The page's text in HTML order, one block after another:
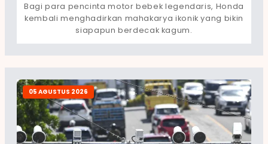
Bagi para pencinta motor bebek legendaris, Honda
kembali menghadirkan mahakarya ikonik yang bikin
siapapun berdecak kagum.
05 AGUSTUS 2026